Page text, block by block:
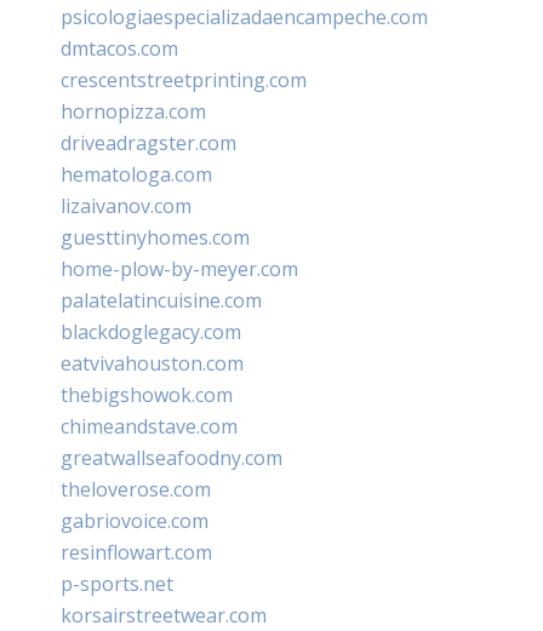
psicologiaespecializadaencampeche.com
dmtacos.com
crescentstreetprinting.com
hornopizza.com
driveadragster.com
hematologa.com
lizaivanov.com
guesttinyhomes.com
home-plow-by-meyer.com
palatelatincuisine.com
blackdoglegacy.com
eatvivahouston.com
thebigshowok.com
chimeandstave.com
greatwallseafoodny.com
theloverose.com
gabriovoice.com
resinflowart.com
p-sports.net
korsairstreetwear.com